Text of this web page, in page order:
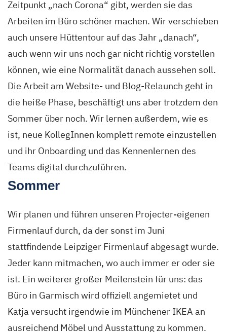
Zeitpunkt „nach Corona“ gibt, werden sie das
Arbeiten im Büro schöner machen. Wir verschieben
auch unsere Hüttentour auf das Jahr „danach“,
auch wenn wir uns noch gar nicht richtig vorstellen
können, wie eine Normalität danach aussehen soll.
Die Arbeit am Website- und Blog-Relaunch geht in
die heiße Phase, beschäftigt uns aber trotzdem den
Sommer über noch. Wir lernen außerdem, wie es
ist, neue KollegInnen komplett remote einzustellen
und ihr Onboarding und das Kennenlernen des
Teams digital durchzuführen.
Sommer
Wir planen und führen unseren Projecter-eigenen
Firmenlauf durch, da der sonst im Juni
stattfindende Leipziger Firmenlauf abgesagt wurde.
Jeder kann mitmachen, wo auch immer er oder sie
ist. Ein weiterer großer Meilenstein für uns: das
Büro in Garmisch wird offiziell angemietet und
Katja versucht irgendwie im Münchener IKEA an
ausreichend Möbel und Ausstattung zu kommen.